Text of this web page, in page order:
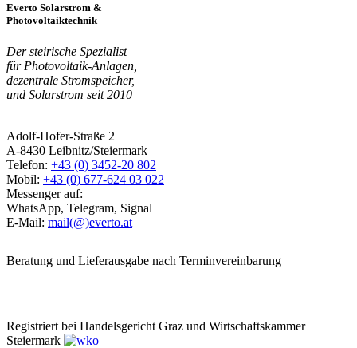
Everto Solarstrom &
Photovoltaiktechnik
Der steirische Spezialist
für Photovoltaik-Anlagen,
dezentrale Stromspeicher,
und Solarstrom seit 2010
Adolf-Hofer-Straße 2
A-8430 Leibnitz/Steiermark
Telefon: +43 (0) 3452-20 802
Mobil: +43 (0) 677-624 03 022
Messenger auf:
WhatsApp, Telegram, Signal
E-Mail: mail(@)everto.at
Beratung und Lieferausgabe nach Terminvereinbarung
Registriert bei Handelsgericht Graz und Wirtschaftskammer
Steiermark